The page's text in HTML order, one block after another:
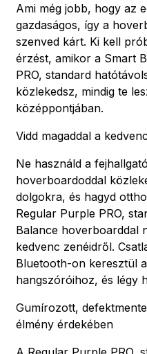
Ami még jobb, hogy az
gazdaságos, így a
szenved kárt. Ki kell
érzést, amikor a Smart
PRO, standard
közlekedsz, mindig te
középpontjában.
Vidd magaddal a
Ne használd a
hoverboardoddal
dolgokra, és hagyd
Regular Purple PRO,
Balance hoverboarddal
kedvenc zenéidről.
Bluetooth-on keresztül
hangszóróihoz, és légy
Gumírozott,
élmény érdekében